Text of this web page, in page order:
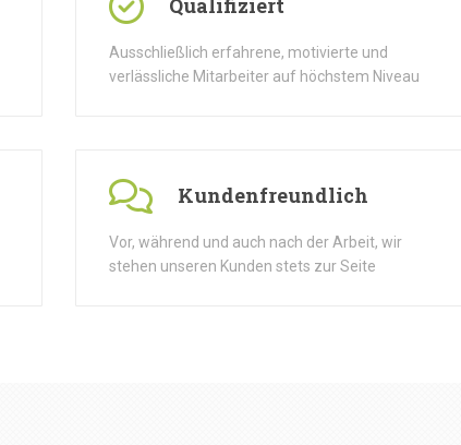
Qualifiziert
Ausschließlich erfahrene, motivierte und
verlässliche Mitarbeiter auf höchstem Niveau
Kundenfreundlich
Vor, während und auch nach der Arbeit, wir
stehen unseren Kunden stets zur Seite